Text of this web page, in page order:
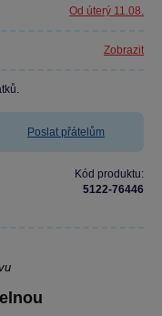
Od úterý 11.08.
Zobrazit
Poslat přátelům
Kód produktu:
5122-76446